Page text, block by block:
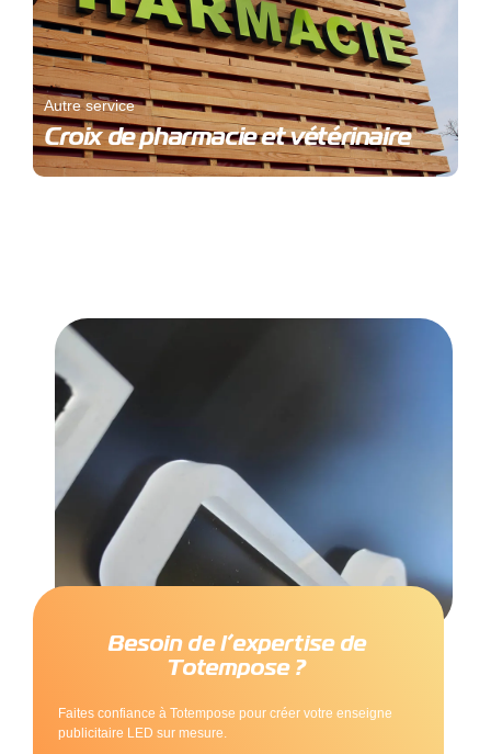
Autre service
Croix de pharmacie et vétérinaire
Besoin de l’expertise de
Totempose ?
Faites confiance à Totempose pour créer votre enseigne
publicitaire LED sur mesure.